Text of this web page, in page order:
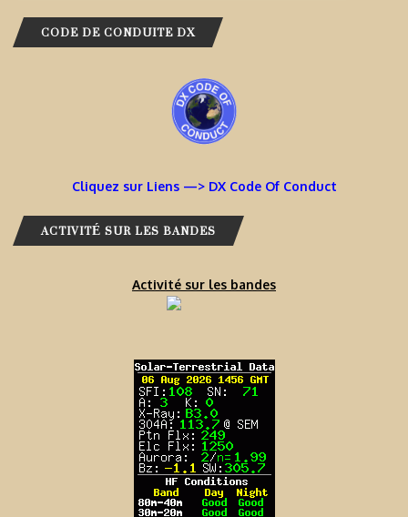
CODE DE CONDUITE DX
Cliquez sur Liens —> DX Code Of Conduct
ACTIVITÉ SUR LES BANDES
Activité sur les bandes